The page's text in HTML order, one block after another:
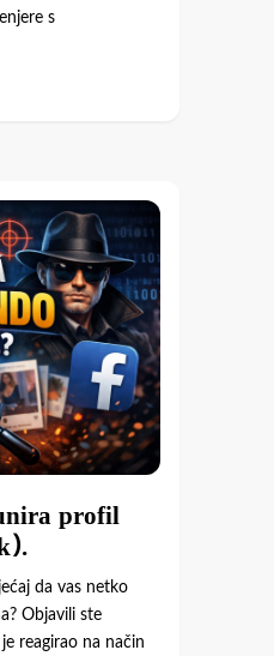
s
profil
da vas netko
Objavili ste
reagirao na način